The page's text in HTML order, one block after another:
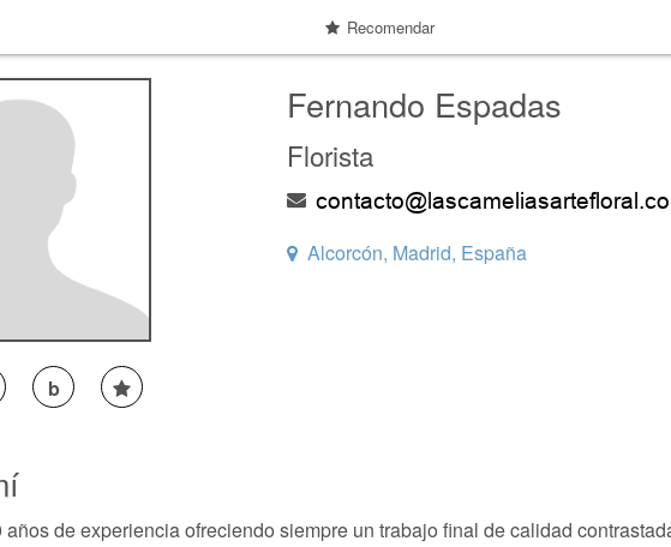
Recomendar
b
Fernando Espadas
Florista
Alcorcón, Madrid, España
años de experiencia ofreciendo siempre un trabajo final de calidad